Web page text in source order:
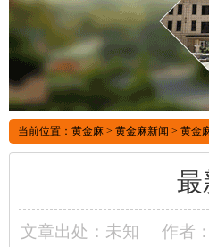
当前位置： 黄金麻 > 黄金麻新闻 > 黄金
最
文章出处：未知 作者